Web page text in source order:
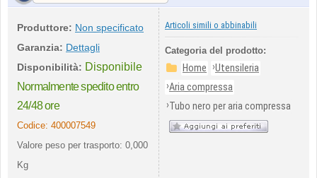
Produttore: Non specificato
Garanzia: Dettagli
Disponibilità: Disponibile
Normalmente spedito entro
24/48 ore
Codice: 400007549
Valore peso per trasporto: 0,000
Kg
Articoli simili o abbinabili
Categoria del prodotto:
Home ›Utensileria
›Aria compressa
›Tubo nero per aria compressa